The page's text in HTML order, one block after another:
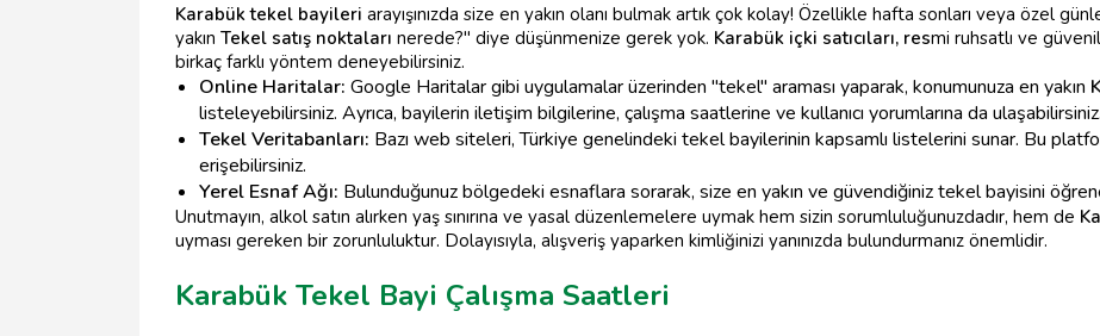
Karabük tekel bayileri arayışınızda size en yakın olanı bulmak artık çok kolay! Özellikle hafta sonları veya özel
yakın Tekel satış noktaları nerede?" diye düşünmenize gerek yok. Karabük içki satıcıları, resmi ruhsatlı ve
birkaç farklı yöntem deneyebilirsiniz.
Online Haritalar: Google Haritalar gibi uygulamalar üzerinden "tekel" araması yaparak, konumunuza en yakın
listeleyebilirsiniz. Ayrıca, bayilerin iletişim bilgilerine, çalışma saatlerine ve kullanıcı yorumlarına da ulaşabilirsiniz.
Tekel Veritabanları: Bazı web siteleri, Türkiye genelindeki tekel bayilerinin kapsamlı listelerini sunar. Bu
erişebilirsiniz.
Yerel Esnaf Ağı: Bulunduğunuz bölgedeki esnaflara sorarak, size en yakın ve güvendiğiniz tekel bayisini
Unutmayın, alkol satın alırken yaş sınırına ve yasal düzenlemelere uymak hem sizin sorumluluğunuzdadır, hem de
uyması gereken bir zorunluluktur. Dolayısıyla, alışveriş yaparken kimliğinizi yanınızda bulundurmanız önemlidir.
Karabük Tekel Bayi Çalışma Saatleri